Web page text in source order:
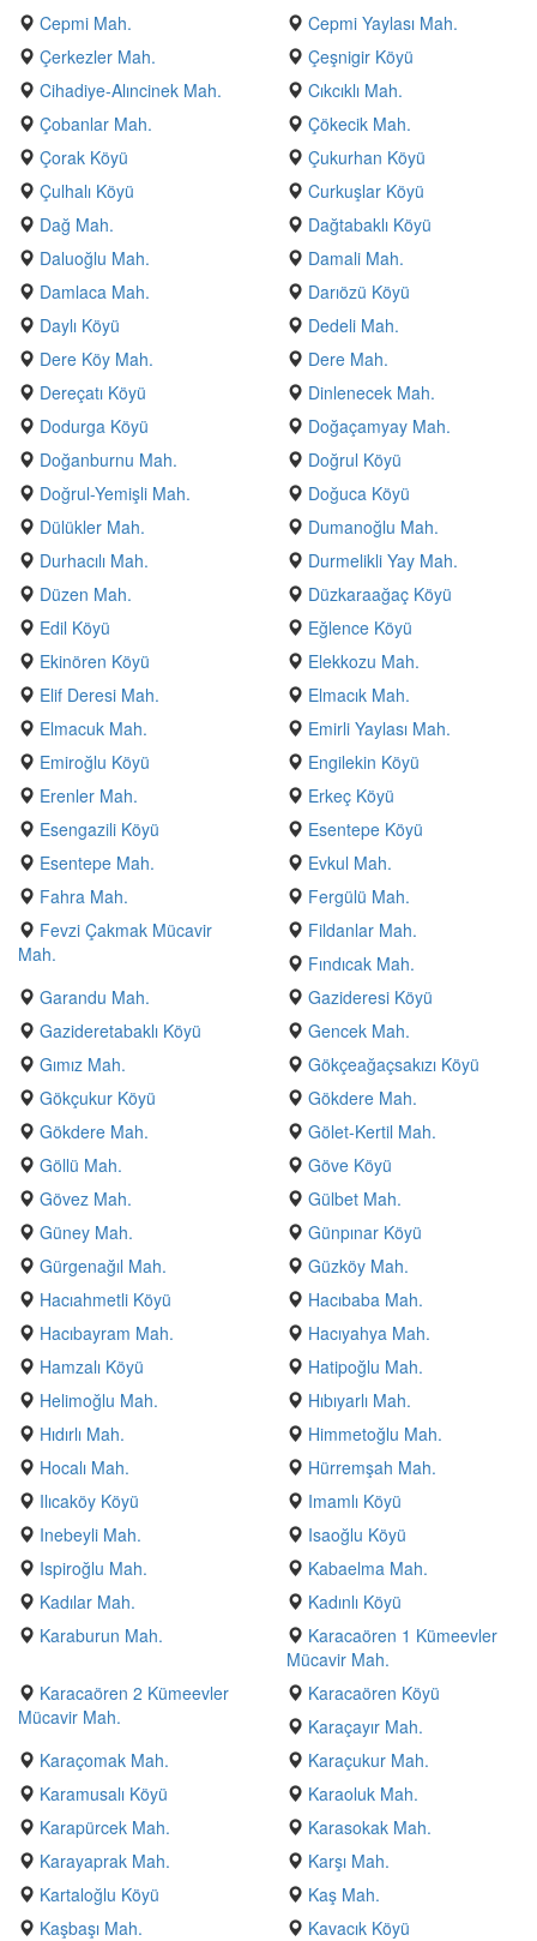
Cepmi Mah.
Cepmi Yaylası Mah.
Çerkezler Mah.
Çeşnigir Köyü
Cihadiye-Alıncinek Mah.
Cıkcıklı Mah.
Çobanlar Mah.
Çökecik Mah.
Çorak Köyü
Çukurhan Köyü
Çulhalı Köyü
Curkuşlar Köyü
Dağ Mah.
Dağtabaklı Köyü
Daluoğlu Mah.
Damali Mah.
Damlaca Mah.
Darıözü Köyü
Daylı Köyü
Dedeli Mah.
Dere Köy Mah.
Dere Mah.
Dereçatı Köyü
Dinlenecek Mah.
Dodurga Köyü
Doğaçamyay Mah.
Doğanburnu Mah.
Doğrul Köyü
Doğrul-Yemişli Mah.
Doğuca Köyü
Dülükler Mah.
Dumanoğlu Mah.
Durhacılı Mah.
Durmelikli Yay Mah.
Düzen Mah.
Düzkaraağaç Köyü
Edil Köyü
Eğlence Köyü
Ekinören Köyü
Elekkozu Mah.
Elif Deresi Mah.
Elmacık Mah.
Elmacuk Mah.
Emirli Yaylası Mah.
Emiroğlu Köyü
Engilekin Köyü
Erenler Mah.
Erkeç Köyü
Esengazili Köyü
Esentepe Köyü
Esentepe Mah.
Evkul Mah.
Fahra Mah.
Fergülü Mah.
Fevzi Çakmak Mücavir
Mah.
Fildanlar Mah.
Fındıcak Mah.
Garandu Mah.
Gazideresi Köyü
Gazideretabaklı Köyü
Gencek Mah.
Gımız Mah.
Gökçeağaçsakızı Köyü
Gökçukur Köyü
Gökdere Mah.
Gökdere Mah.
Gölet-Kertil Mah.
Göllü Mah.
Göve Köyü
Gövez Mah.
Gülbet Mah.
Güney Mah.
Günpınar Köyü
Gürgenağıl Mah.
Güzköy Mah.
Hacıahmetli Köyü
Hacıbaba Mah.
Hacıbayram Mah.
Hacıyahya Mah.
Hamzalı Köyü
Hatipoğlu Mah.
Helimoğlu Mah.
Hıbıyarlı Mah.
Hıdırlı Mah.
Himmetoğlu Mah.
Hocalı Mah.
Hürremşah Mah.
Ilıcaköy Köyü
Imamlı Köyü
Inebeyli Mah.
Isaoğlu Köyü
Ispiroğlu Mah.
Kabaelma Mah.
Kadılar Mah.
Kadınlı Köyü
Karaburun Mah.
Karacaören 1 Kümeevler
Mücavir Mah.
Karacaören 2 Kümeevler
Mücavir Mah.
Karacaören Köyü
Karaçayır Mah.
Karaçomak Mah.
Karaçukur Mah.
Karamusalı Köyü
Karaoluk Mah.
Karapürcek Mah.
Karasokak Mah.
Karayaprak Mah.
Karşı Mah.
Kartaloğlu Köyü
Kaş Mah.
Kaşbaşı Mah.
Kavacık Köyü